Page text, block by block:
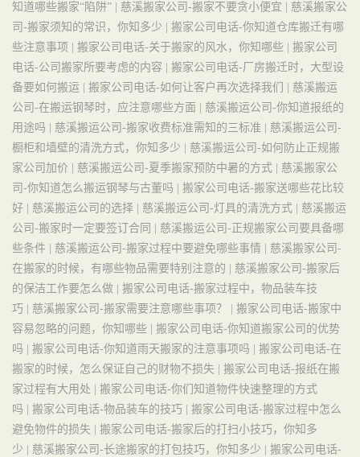
知道哪些搬家“陷阱” | 慈溪搬家公司-搬家不要贪小便宜 | 慈溪搬家公
司-搬家须知的常识，你知多少 | 搬家公司电话-你知道仓库搬迁有哪
些注意事项 | 搬家公司电话-关于搬家的风水，你知哪些 | 搬家公司
电话-公司搬家所要考虑的内容 | 搬家公司电话-厂房搬迁时，大型设
备要如何搬运 | 搬家公司电话-如何让客户再次选择我们 | 慈溪搬运
公司-在搬运钢琴时，应注意哪些方面 | 慈溪搬运公司-你知道报纸的
用途吗 | 慈溪搬运公司-搬家收费标准需知的三标准 | 慈溪搬运公司-
橱柜和墙壁的清洗方式，你知多少 | 慈溪搬运公司-如何防止正规搬
家公司加价 | 慈溪搬运公司-夏季搬家预防中暑的方式 | 慈溪搬家公
司-你知道怎么搬运钢琴与古董吗 | 搬家公司电话-搬家送哪些花比较
好 | 慈溪搬运公司的选择 | 慈溪搬运公司-灯具的清洗方式 | 慈溪搬运
公司-搬家时一定要签订合同 | 慈溪搬运公司-正规搬家公司要具备哪
些条件 | 慈溪搬运公司-搬家过程中要避免哪些事情 | 慈溪搬家公司-
在搬家的时候，有哪些物品需要特别注意的 | 慈溪搬家公司-搬家后
的保洁工作要怎么做 | 搬家公司电话-搬家过程中，物品装车技
巧 | 慈溪搬家公司-搬家需要注意哪些事项？ | 搬家公司电话-搬家中
容易忽略的问题，你知哪些 | 搬家公司电话-你知道搬家公司的优势
吗 | 搬家公司电话-你知道雨天搬家的注意事项吗 | 搬家公司电话-在
搬家的时候，怎么保证自己的财物不损失 | 搬家公司电话-报纸在搬
家过程有大用处 | 搬家公司电话-你们知道物件快速整理的方式
吗 | 搬家公司电话-物品装车的技巧 | 搬家公司电话-搬家过程中怎么
避免物件的损失 | 搬家公司电话-搬家后的打扫小技巧，你知多
少 | 慈溪搬家公司-长途搬家的打包技巧，你知多少 | 搬家公司电话-